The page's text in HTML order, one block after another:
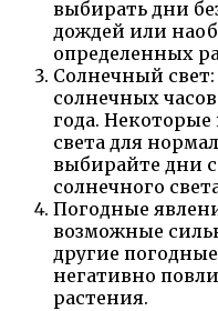
выбирать дни
дождей или
определенных
Солнечный свет:
солнечных
года.
света для
выбирайте дни
солнечного
Погодные
возможные
другие
негативно
растения.